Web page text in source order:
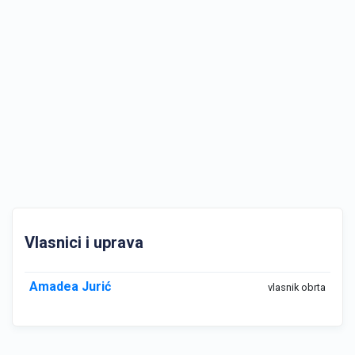
Vlasnici i uprava
Amadea Jurić vlasnik obrta